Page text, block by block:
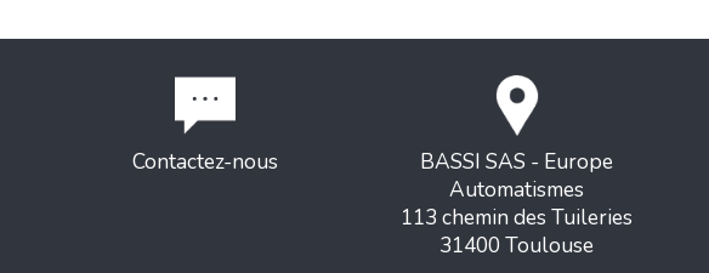
Contactez-nous
BASSI SAS - Europe
Automatismes
113 chemin des Tuileries
31400 Toulouse